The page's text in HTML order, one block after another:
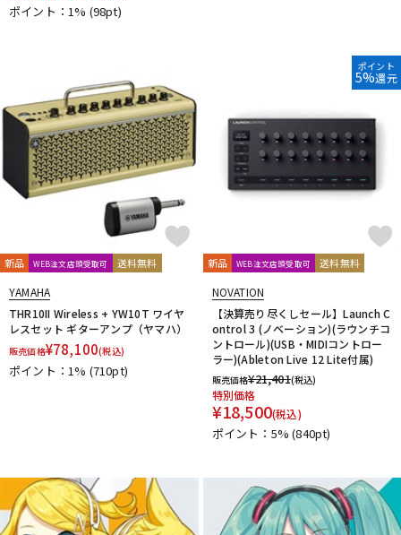
ポイント：1% (98pt)
新品 WEB注文店頭受取可 送料無料
YAMAHA
THR10II Wireless + YW10T ワイヤ
レスセット ギターアンプ（ヤマハ）
販売価格¥78,100(税込)
ポイント：1% (710pt)
ポイント
5%還元
新品 WEB注文店頭受取可 送料無料
NOVATION
【決算売り尽くしセール】Launch C
ontrol 3 (ノベーション)(ラウンチコ
ントロール)(USB・MIDIコントロー
ラー)(Ableton Live 12 Lite付属)
販売価格¥21,401(税込)
特別価格
¥18,500(税込)
ポイント：5%(840pt)